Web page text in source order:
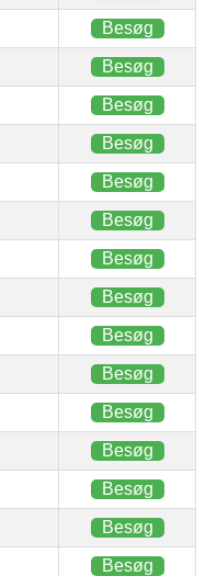
Besøg
Besøg
Besøg
Besøg
Besøg
Besøg
Besøg
Besøg
Besøg
Besøg
Besøg
Besøg
Besøg
Besøg
Besøg